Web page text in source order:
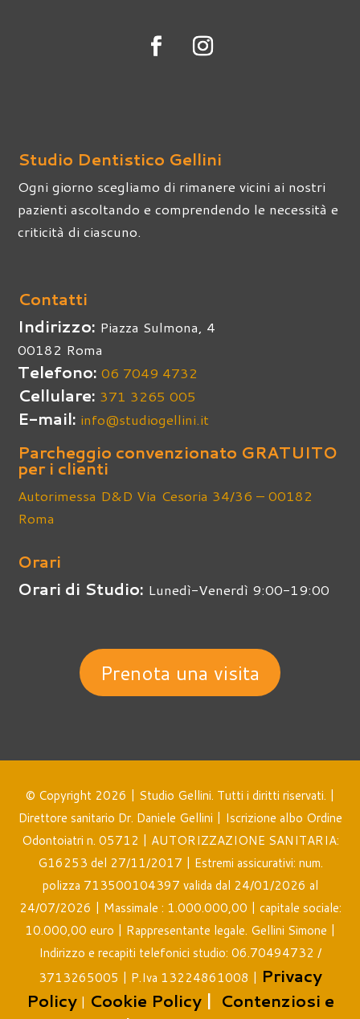
Studio Dentistico Gellini
Ogni giorno scegliamo di rimanere vicini ai nostri
pazienti ascoltando e comprendendo le necessità e
criticità di ciascuno.
Contatti
Indirizzo: Piazza Sulmona, 4
00182 Roma
Telefono:06 7049 4732
Cellulare: 371 3265 005
E-mail: info@studiogellini.it
Parcheggio convenzionato GRATUITO
per i clienti
Autorimessa D&D Via Cesoria 34/36 – 00182
Roma
Orari
Orari di Studio: Lunedì-Venerdì 9:00-19:00
Prenota una visita
© Copyright 2026 | Studio Gellini. Tutti i diritti riservati. |
Direttore sanitario Dr. Daniele Gellini | Iscrizione albo Ordine
Odontoiatri n. 05712 | AUTORIZZAZIONE SANITARIA:
G16253 del 27/11/2017 | Estremi assicurativi: num.
polizza 713500104397 valida dal 24/01/2026 al
24/07/2026 | Massimale : 1.000.000,00 | capitale sociale:
10.000,00 euro | Rappresentante legale. Gellini Simone |
Indirizzo e recapiti telefonici studio: 06.70494732 /
3713265005 | P.Iva 13224861008 |
Privacy
Policy| Cookie Policy| Contenziosi e